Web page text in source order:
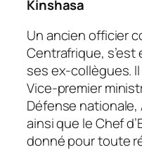
Kinshasa
Un ancien officier
Centrafrique,
ses ex-collègues.
Vice-premier
Défense nationale,
ainsi que le Chef
donné pour toute